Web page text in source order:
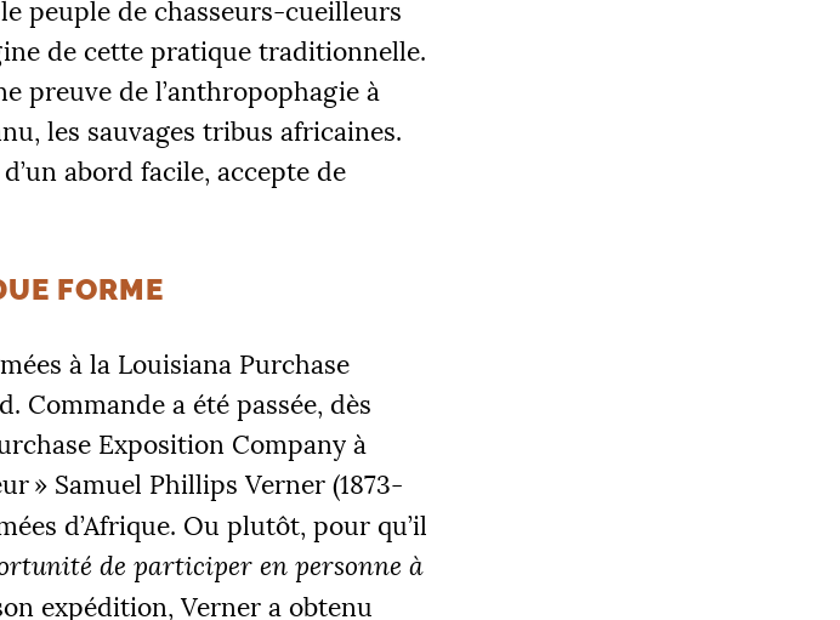
peuple de chasseurs-cueilleurs
de cette pratique traditionnelle.
preuve de l’anthropophagie à
les sauvages tribus africaines.
abord facile, accepte de
FORME
à la Louisiana Purchase
Commande a été passée, dès
Exposition Company à
» Samuel Phillips Verner (1873-
d’Afrique. Ou plutôt, pour qu’il
de participer en personne à
expédition, Verner a obtenu